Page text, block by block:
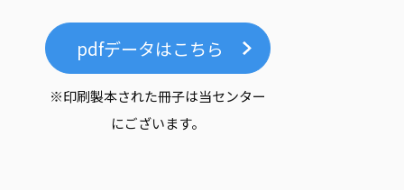
pdfデータはこちら
※印刷製本された冊子は当センター
にございます。